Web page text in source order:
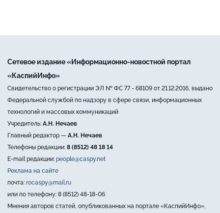
Сетевое издание «Информационно-новостной портал
«КаспийИнфо»
Свидетельство о регистрации ЭЛ № ФС 77 - 68109 от 21.12.2016, выдано
Федеральной службой по надзору в сфере связи, информационных
технологий и массовых коммуникаций
Учредитель: А.Н. Нечаев
Главный редактор — А.Н. Нечаев
Телефоны редакции: 8 (8512) 48 18 14
E-mail редакции: people@caspy.net
Реклама на сайте
почта: rocaspy@mail.ru
или по телефону: 8 (8512) 48-18-06
Мнения авторов статей, опубликованных на портале «КаспийИнфо»,